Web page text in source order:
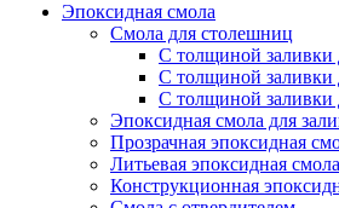
Эпоксидная смола
Смола для столешниц
С толщиной заливки
С толщиной заливки
С толщиной заливки
Эпоксидная смола для
Прозрачная эпоксидная
Литьевая эпоксидная смола
Конструкционная